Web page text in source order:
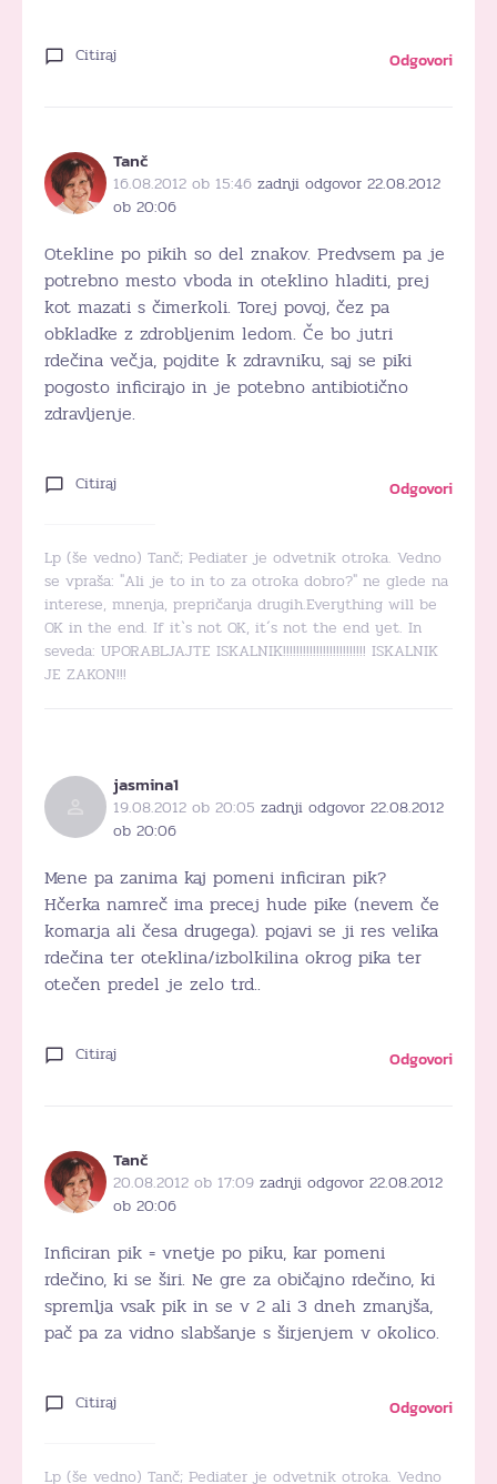
Citiraj Odgovori
Tanč
16.08.2012 ob 15:46 zadnji odgovor 22.08.2012
ob 20:06
Otekline po pikih so del znakov. Predvsem pa je
potrebno mesto vboda in oteklino hladiti, prej
kot mazati s čimerkoli. Torej povoj, čez pa
obkladke z zdrobljenim ledom. Če bo jutri
rdečina večja, pojdite k zdravniku, saj se piki
pogosto inficirajo in je potebno antibiotično
zdravljenje.
Citiraj Odgovori
Lp (še vedno) Tanč; Pediater je odvetnik otroka. Vedno
se vpraša: "Ali je to in to za otroka dobro?" ne glede na
interese, mnenja, prepričanja drugih.Everything will be
OK in the end. If it`s not OK, it´s not the end yet. In
seveda: UPORABLJAJTE ISKALNIK!!!!!!!!!!!!!!!!!!!!!!!!! ISKALNIK
JE ZAKON!!!
jasmina1
19.08.2012 ob 20:05 zadnji odgovor 22.08.2012
ob 20:06
Mene pa zanima kaj pomeni inficiran pik?
Hčerka namreč ima precej hude pike (nevem če
komarja ali česa drugega). pojavi se ji res velika
rdečina ter oteklina/izbolkilina okrog pika ter
otečen predel je zelo trd..
Citiraj Odgovori
Tanč
20.08.2012 ob 17:09 zadnji odgovor 22.08.2012
ob 20:06
Inficiran pik = vnetje po piku, kar pomeni
rdečino, ki se širi. Ne gre za običajno rdečino, ki
spremlja vsak pik in se v 2 ali 3 dneh zmanjša,
pač pa za vidno slabšanje s širjenjem v okolico.
Citiraj Odgovori
Lp (še vedno) Tanč; Pediater je odvetnik otroka. Vedno